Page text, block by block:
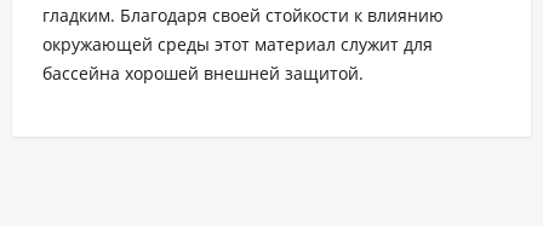
гладким. Благодаря своей стойкости к влиянию
окружающей среды этот материал служит для
бассейна хорошей внешней защитой.